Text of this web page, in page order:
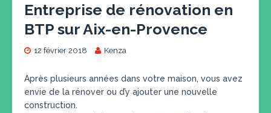
Entreprise de rénovation en
BTP sur Aix-en-Provence
12 février 2018 Kenza
Après plusieurs années dans votre maison, vous avez
envie de la rénover ou d’y ajouter une nouvelle
construction.